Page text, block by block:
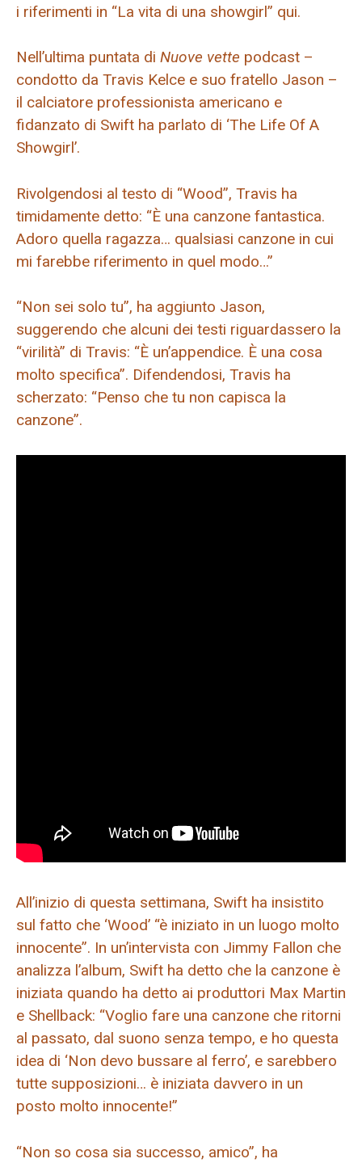
i riferimenti in “La vita di una showgirl” qui.
Nell’ultima puntata di Nuove vette podcast –
condotto da Travis Kelce e suo fratello Jason –
il calciatore professionista americano e
fidanzato di Swift ha parlato di ‘The Life Of A
Showgirl’.
Rivolgendosi al testo di “Wood”, Travis ha
timidamente detto: “È una canzone fantastica.
Adoro quella ragazza… qualsiasi canzone in cui
mi farebbe riferimento in quel modo…”
“Non sei solo tu”, ha aggiunto Jason,
suggerendo che alcuni dei testi riguardassero la
“virilità” di Travis: “È un’appendice. È una cosa
molto specifica”. Difendendosi, Travis ha
scherzato: “Penso che tu non capisca la
canzone”.
All’inizio di questa settimana, Swift ha insistito
sul fatto che ‘Wood’ “è iniziato in un luogo molto
innocente”. In un’intervista con Jimmy Fallon che
analizza l’album, Swift ha detto che la canzone è
iniziata quando ha detto ai produttori Max Martin
e Shellback: “Voglio fare una canzone che ritorni
al passato, dal suono senza tempo, e ho questa
idea di ‘Non devo bussare al ferro’, e sarebbero
tutte supposizioni… è iniziata davvero in un
posto molto innocente!”
“Non so cosa sia successo, amico”, ha